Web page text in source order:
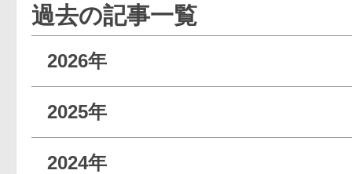
過去の記事一覧
2026年
2025年
2024年